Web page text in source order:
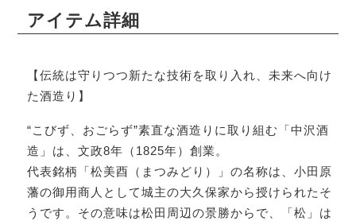
アイテム詳細
【伝統は守りつつ新たな技術を取り入れ、未来へ向け
た酒造り】
“こびず、おごらず”素直な酒造りに取り組む「中沢酒
造」は、文政8年（1825年）創業。
代表銘柄「松美酉（まつみどり）」の名称は、小田原
藩の御用商人として城主の大久保家から授けられたそ
うです。その意味は松田周辺の景勝からで、「松」は